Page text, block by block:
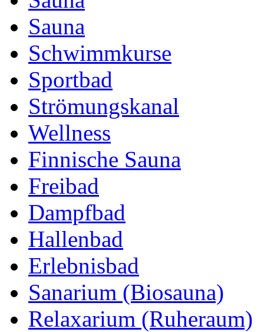
Sauna
Schwimmkurse
Sportbad
Strömungskanal
Wellness
Finnische Sauna
Freibad
Dampfbad
Hallenbad
Erlebnisbad
Sanarium (Biosauna)
Relaxarium (Ruheraum)